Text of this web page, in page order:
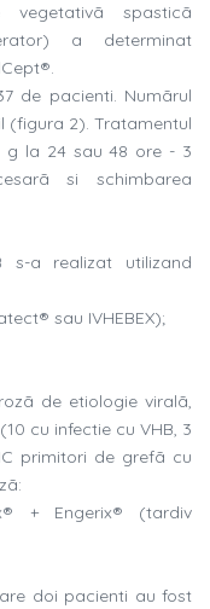
vegetativã spasticã
a determinat
de pacienti. Numãrul
(figura 2). Tratamentul
g la 24 sau 48 ore - 3
si schimbarea
s-a realizat utilizand
sau IVHEBEX);
de etiologie viralã,
cu infectie cu VHB, 3
primitori de grefã cu
+ Engerix® (tardiv
doi pacienti au fost